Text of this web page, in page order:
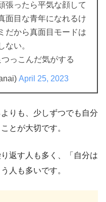
張ったら平気な顔して
面目な青年になれるけ
だから真面目モードは
ない。
っこんだ気がする
April 25, 2023
りも、少しずつでも自分
とが大切です。
返す人も多く、「自分は
人も多いです。